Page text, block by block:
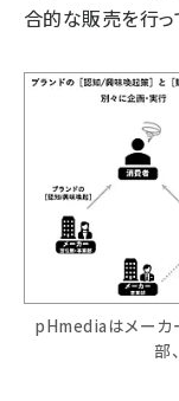
合的な販売を行っ
pHmediaはメーカ
部